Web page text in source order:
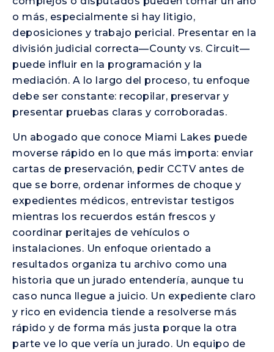
o más, especialmente si hay litigio,
deposiciones y trabajo pericial. Presentar en la
división judicial correcta—County vs. Circuit—
puede influir en la programación y la
mediación. A lo largo del proceso, tu enfoque
debe ser constante: recopilar, preservar y
presentar pruebas claras y corroboradas.
Un abogado que conoce Miami Lakes puede
moverse rápido en lo que más importa: enviar
cartas de preservación, pedir CCTV antes de
que se borre, ordenar informes de choque y
expedientes médicos, entrevistar testigos
mientras los recuerdos están frescos y
coordinar peritajes de vehículos o
instalaciones. Un enfoque orientado a
resultados organiza tu archivo como una
historia que un jurado entendería, aunque tu
caso nunca llegue a juicio. Un expediente claro
y rico en evidencia tiende a resolverse más
rápido y de forma más justa porque la otra
parte ve lo que vería un jurado. Un equipo de